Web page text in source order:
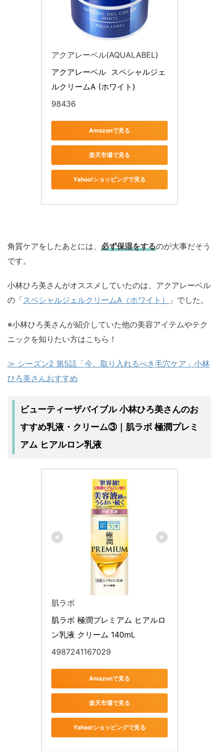
アクアレーベル(AQUALABEL)
アクアレーベル  スペシャルジェ
ルクリームA (ホワイト)
98436
Amazonで見る
楽天市場で見る
Yahoo!ショッピングで見る
角質ケアをしたあとには、 必ず保湿をするのが大事だそう
です。
小林ひろ美さんがオススメしていたのは、アクアレーベル
の「スペシャルジェルクリームA（ホワイト） 」でした。
※小林ひろ美さんが紹介していた他の美容アイテムやテク
ニックを知りたい方はこちら！
≫ シーズン2 第5話「今、取り入れるべき毛穴ケア 」 小林
ひろ美さんおすすめ
ビューティーザバイブル 小林ひろ美さんのお
すすめ乳液・クリーム③｜肌ラボ 極潤プレミ
アム ヒアルロン乳液
肌ラボ
肌ラボ 極潤プレミアム ヒアルロ
ン乳液 クリーム 140mL
4987241167029
Amazonで見る
楽天市場で見る
Yahoo!ショッピングで見る